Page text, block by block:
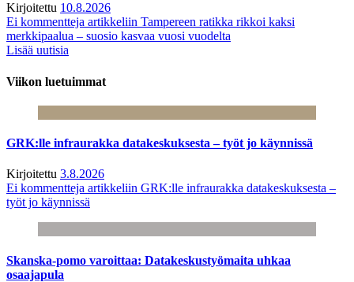
Kirjoitettu 10.8.2026
Ei kommentteja artikkeliin Tampereen ratikka rikkoi kaksi
merkkipaalua – suosio kasvaa vuosi vuodelta
Lisää uutisia
Viikon luetuimmat
GRK:lle infraurakka datakeskuksesta – työt jo käynnissä
Kirjoitettu 3.8.2026
Ei kommentteja artikkeliin GRK:lle infraurakka datakeskuksesta –
työt jo käynnissä
Skanska-pomo varoittaa: Datakeskustyömaita uhkaa
osaajapula